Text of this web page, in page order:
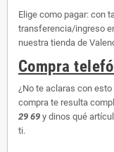
Elige como pagar: con
transferencia/ingreso
nuestra tienda de
Compra
¿No te aclaras con
compra te resulta
29 69 y dinos qué
ti.